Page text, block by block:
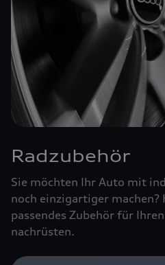
Radzubehör
Sie möchten Ihr Auto mit
noch einzigartiger machen?
passendes Zubehör für
nachrüsten.